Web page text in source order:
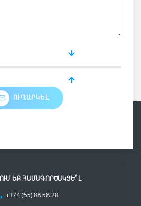
ՈՒՂԱՐԿԵԼ
ԵՔ ՀԱՄԱԳՈՐԾԱԿՑԵ՞Լ
+374 (55) 88 58 28